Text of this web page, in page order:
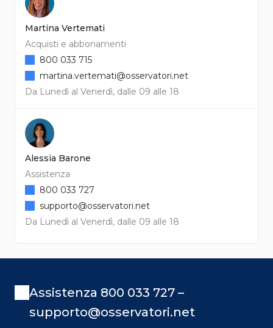
Martina Vertemati
Acquisti e abbonamenti
Da Lunedì al Venerdì, dalle 09 alle 18
800 033 715
martina.vertemati@osservatori.net
Alessia Barone
Assistenza
Da Lunedì al Venerdì, dalle 09 alle 18
800 033 727
supporto@osservatori.net
Assistenza 800 033 727 –
supporto@osservatori.net